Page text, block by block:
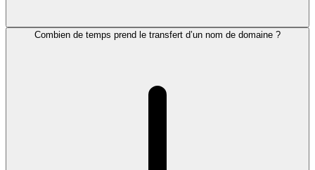
Combien de temps prend le transfert d’un nom de domaine ?